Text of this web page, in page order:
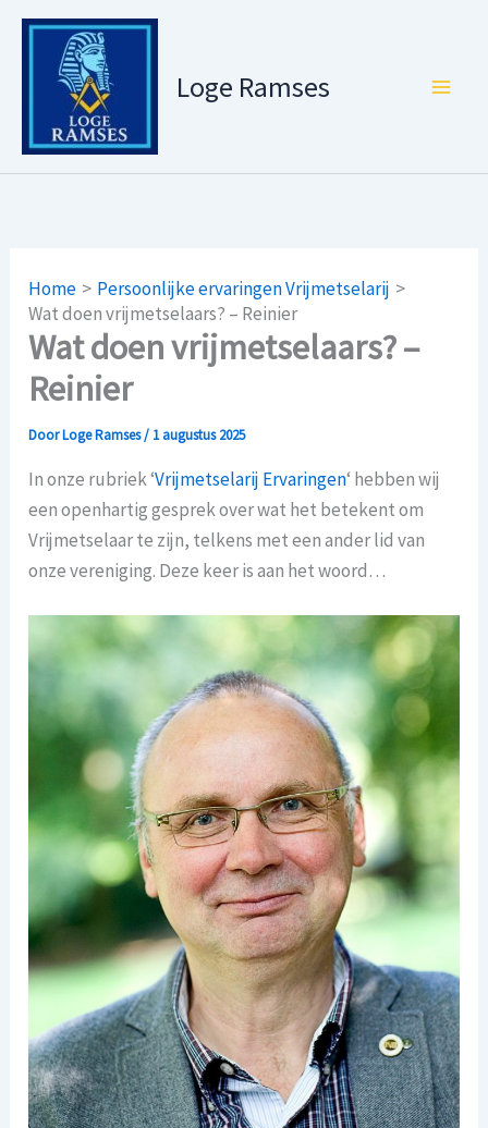
Loge Ramses
Home
Persoonlijke ervaringen Vrijmetselarij
Wat doen vrijmetselaars? – Reinier
Wat doen vrijmetselaars? –
Reinier
DoorLoge Ramses/ 1 augustus 2025
In onze rubriek ‘Vrijmetselarij Ervaringen‘ hebben wij
een openhartig gesprek over wat het betekent om
Vrijmetselaar te zijn, telkens met een ander lid van
onze vereniging. Deze keer is aan het woord…